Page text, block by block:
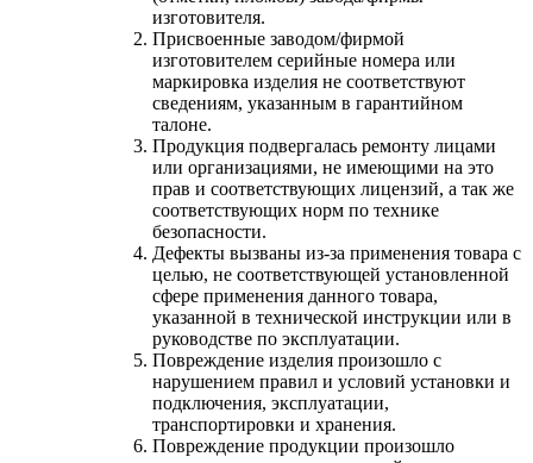
изготовителя.
Присвоенные заводом/фирмой
изготовителем серийные номера или
маркировка изделия не соответствуют
сведениям, указанным в гарантийном
талоне.
Продукция подвергалась ремонту лицами
или организациями, не имеющими на это
прав и соответствующих лицензий, а так же
соответствующих норм по технике
безопасности.
Дефекты вызваны из-за применения товара с
целью, не соответствующей установленной
сфере применения данного товара,
указанной в технической инструкции или в
руководстве по эксплуатации.
Повреждение изделия произошло с
нарушением правил и условий установки и
подключения, эксплуатации,
транспортировки и хранения.
Повреждение продукции произошло